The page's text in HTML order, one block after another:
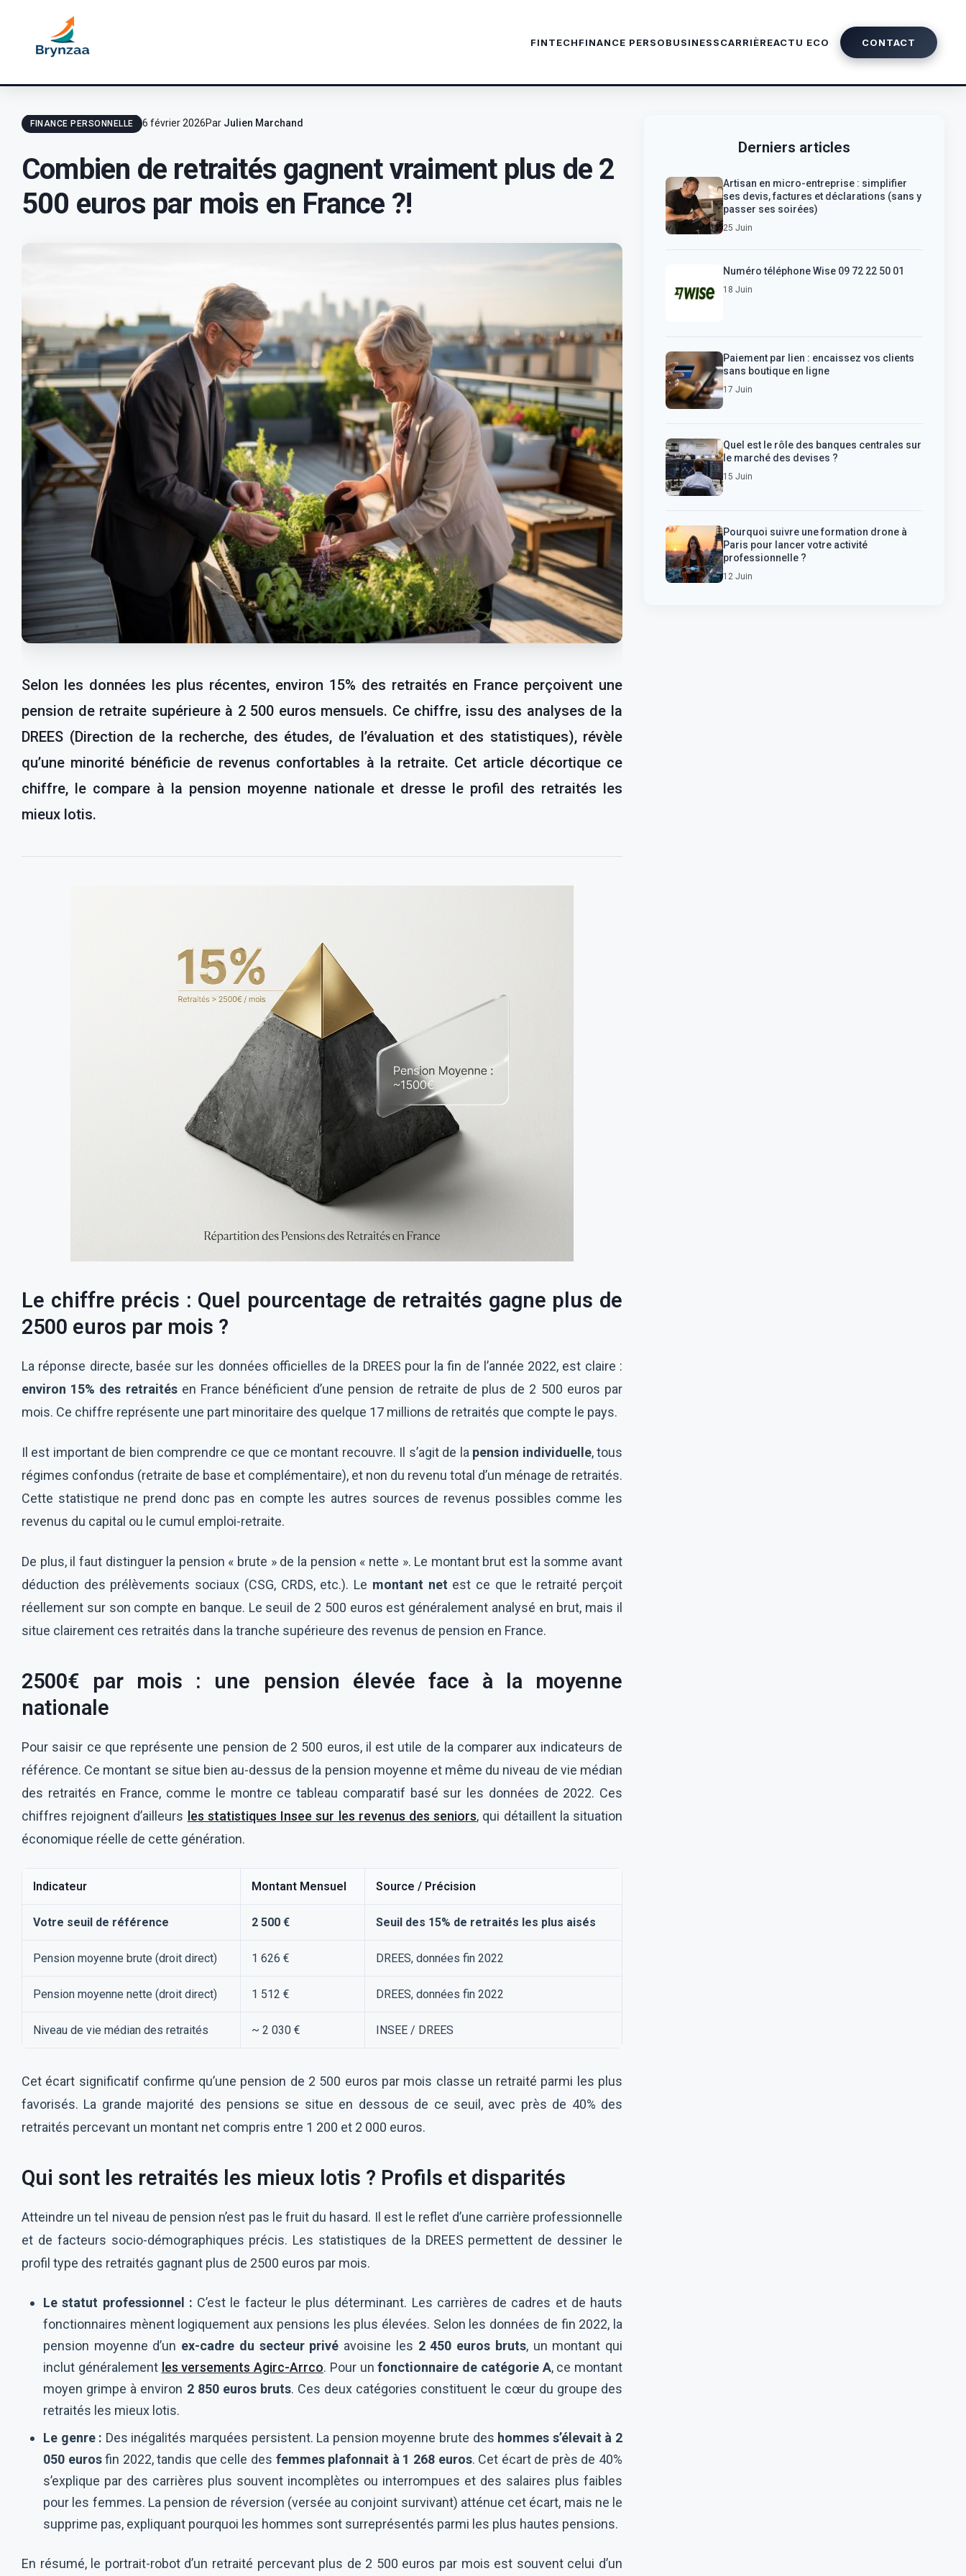
FINTECHFINANCE PERSOBUSINESSCARRIÈREACTU ECO CONTACT
FINANCE PERSONNELLE 6 février 2026Par Julien Marchand
Combien de retraités gagnent vraiment plus de 2
500 euros par mois en France ?!
Selon les données les plus récentes, environ 15% des retraités en France perçoivent une
pension de retraite supérieure à 2 500 euros mensuels. Ce chiffre, issu des analyses de la
DREES (Direction de la recherche, des études, de l’évaluation et des statistiques), révèle
qu’une minorité bénéficie de revenus confortables à la retraite. Cet article décortique ce
chiffre, le compare à la pension moyenne nationale et dresse le profil des retraités les
mieux lotis.
Le chiffre précis : Quel pourcentage de retraités gagne plus de
2500 euros par mois ?
La réponse directe, basée sur les données officielles de la DREES pour la fin de l’année 2022, est claire :
environ 15% des retraitésen France bénéficient d’une pension de retraite de plus de 2 500 euros par
mois. Ce chiffre représente une part minoritaire des quelque 17 millions de retraités que compte le pays.
Il est important de bien comprendre ce que ce montant recouvre. Il s’agit de la pension individuelle, tous
régimes confondus (retraite de base et complémentaire), et non du revenu total d’un ménage de retraités.
Cette statistique ne prend donc pas en compte les autres sources de revenus possibles comme les
revenus du capital ou le cumul emploi-retraite.
De plus, il faut distinguer la pension « brute » de la pension « nette ». Le montant brut est la somme avant
déduction des prélèvements sociaux (CSG, CRDS, etc.). Le montant netest ce que le retraité perçoit
réellement sur son compte en banque. Le seuil de 2 500 euros est généralement analysé en brut, mais il
situe clairement ces retraités dans la tranche supérieure des revenus de pension en France.
2500€ par mois : une pension élevée face à la moyenne
nationale
Pour saisir ce que représente une pension de 2 500 euros, il est utile de la comparer aux indicateurs de
référence. Ce montant se situe bien au-dessus de la pension moyenne et même du niveau de vie médian
des retraités en France, comme le montre ce tableau comparatif basé sur les données de 2022. Ces
chiffres rejoignent d’ailleurs les statistiques Insee sur les revenus des seniors, qui détaillent la situation
économique réelle de cette génération.
Indicateur Montant Mensuel Source / Précision
Votre seuil de référence 2 500 € Seuil des 15% de retraités les plus aisés
Pension moyenne brute (droit direct) 1 626 € DREES, données fin 2022
Pension moyenne nette (droit direct) 1 512 € DREES, données fin 2022
Niveau de vie médian des retraités ~ 2 030 € INSEE / DREES
Cet écart significatif confirme qu’une pension de 2 500 euros par mois classe un retraité parmi les plus
favorisés. La grande majorité des pensions se situe en dessous de ce seuil, avec près de 40% des
retraités percevant un montant net compris entre 1 200 et 2 000 euros.
Qui sont les retraités les mieux lotis ? Profils et disparités
Atteindre un tel niveau de pension n’est pas le fruit du hasard. Il est le reflet d’une carrière professionnelle
et de facteurs socio-démographiques précis. Les statistiques de la DREES permettent de dessiner le
profil type des retraités gagnant plus de 2500 euros par mois.
Le statut professionnel : C’est le facteur le plus déterminant. Les carrières de cadres et de hauts
fonctionnaires mènent logiquement aux pensions les plus élevées. Selon les données de fin 2022, la
pension moyenne d’un ex-cadre du secteur privé avoisine les 2 450 euros bruts, un montant qui
inclut généralement les versements Agirc-Arrco. Pour unfonctionnaire de catégorie A, ce montant
moyen grimpe à environ 2 850 euros bruts. Ces deux catégories constituent le cœur du groupe des
retraités les mieux lotis.
Le genre : Des inégalités marquées persistent. La pension moyenne brute des hommes s’élevait à 2
050 eurosfin 2022, tandis que celle des femmes plafonnait à 1 268 euros. Cet écart de près de 40%
s’explique par des carrières plus souvent incomplètes ou interrompues et des salaires plus faibles
pour les femmes. La pension de réversion (versée au conjoint survivant) atténue cet écart, mais ne le
supprime pas, expliquant pourquoi les hommes sont surreprésentés parmi les plus hautes pensions.
En résumé, le portrait-robot d’un retraité percevant plus de 2 500 euros par mois est souvent celui d’un
Derniers articles
Artisan en micro-entreprise : simplifier
ses devis, factures et déclarations (sans y
passer ses soirées)
25 Juin
Numéro téléphone Wise 09 72 22 50 01
18 Juin
Paiement par lien : encaissez vos clients
sans boutique en ligne
17 Juin
Quel est le rôle des banques centrales sur
le marché des devises ?
15 Juin
Pourquoi suivre une formation drone à
Paris pour lancer votre activité
professionnelle ?
12 Juin